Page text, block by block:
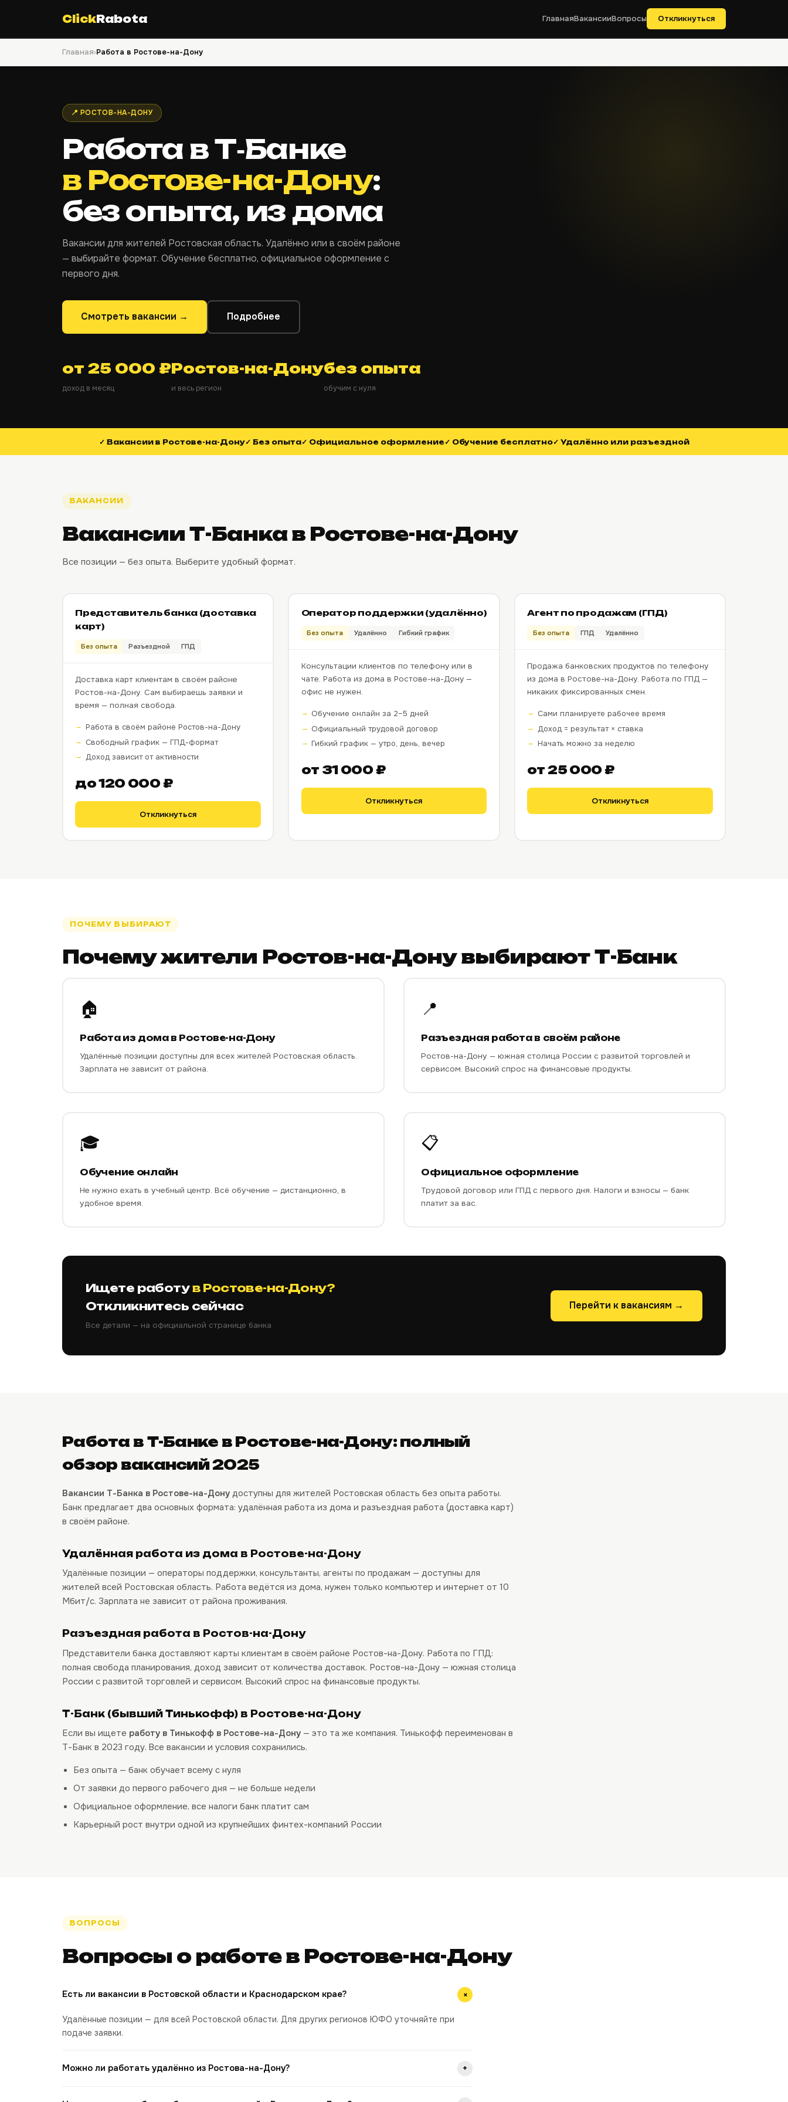
ClickRabota ГлавнаяВакансииВопросы Откликнуться
Главная›Работа в Ростове-на-Дону
📍 РОСТОВ-НА-ДОНУ
Работа в Т‑Банке
в Ростове-на-Дону:
без опыта, из дома
Вакансии для жителей Ростовская область. Удалённо или в своём районе
— выбирайте формат. Обучение бесплатно, официальное оформление с
первого дня.
Смотреть вакансии → Подробнее
от 25 000 ₽
доход в месяц
Ростов-на-Дону
и весь регион
без опыта
обучим с нуля
✓ Вакансии в Ростове-на-Дону✓ Без опыта✓ Официальное оформление✓ Обучение бесплатно✓ Удалённо или разъездной
ВАКАНСИИ
Вакансии Т-Банка в Ростове-на-Дону
Все позиции — без опыта. Выберите удобный формат.
Представитель банка (доставка
карт)
Без опыта Разъездной ГПД
Доставка карт клиентам в своём районе
Ростов-на-Дону. Сам выбираешь заявки и
время — полная свобода.
Работа в своём районе Ростов-на-Дону
Свободный график — ГПД-формат
Доход зависит от активности
до 120 000 ₽
Откликнуться
Оператор поддержки (удалённо)
Без опыта Удалённо Гибкий график
Консультации клиентов по телефону или в
чате. Работа из дома в Ростове-на-Дону —
офис не нужен.
Обучение онлайн за 2–5 дней
Официальный трудовой договор
Гибкий график — утро, день, вечер
от 31 000 ₽
Откликнуться
Агент по продажам (ГПД)
Без опыта ГПД Удалённо
Продажа банковских продуктов по телефону
из дома в Ростове-на-Дону. Работа по ГПД —
никаких фиксированных смен.
Сами планируете рабочее время
Доход = результат × ставка
Начать можно за неделю
от 25 000 ₽
Откликнуться
ПОЧЕМУ ВЫБИРАЮТ
Почему жители Ростов-на-Дону выбирают Т-Банк
🏠
Работа из дома в Ростове-на-Дону
Удалённые позиции доступны для всех жителей Ростовская область.
Зарплата не зависит от района.
📍
Разъездная работа в своём районе
Ростов-на-Дону — южная столица России с развитой торговлей и
сервисом. Высокий спрос на финансовые продукты.
🎓
Обучение онлайн
Не нужно ехать в учебный центр. Всё обучение — дистанционно, в
удобное время.
📋
Официальное оформление
Трудовой договор или ГПД с первого дня. Налоги и взносы — банк
платит за вас.
Ищете работув Ростове-на-Дону?
Откликнитесь сейчас
Все детали — на официальной странице банка
Перейти к вакансиям →
Работа в Т-Банке в Ростове-на-Дону: полный
обзор вакансий 2025
Вакансии Т-Банка в Ростове-на-Дону доступны для жителей Ростовская область без опыта работы.
Банк предлагает два основных формата: удалённая работа из дома и разъездная работа (доставка карт)
в своём районе.
Удалённая работа из дома в Ростове-на-Дону
Удалённые позиции — операторы поддержки, консультанты, агенты по продажам — доступны для
жителей всей Ростовская область. Работа ведётся из дома, нужен только компьютер и интернет от 10
Мбит/с. Зарплата не зависит от района проживания.
Разъездная работа в Ростов-на-Дону
Представители банка доставляют карты клиентам в своём районе Ростов-на-Дону. Работа по ГПД:
полная свобода планирования, доход зависит от количества доставок. Ростов-на-Дону — южная столица
России с развитой торговлей и сервисом. Высокий спрос на финансовые продукты.
Т-Банк (бывший Тинькофф) в Ростове-на-Дону
Если вы ищете работу в Тинькофф в Ростове-на-Дону — это та же компания. Тинькофф переименован в
Т-Банк в 2023 году. Все вакансии и условия сохранились.
Без опыта — банк обучает всему с нуля
От заявки до первого рабочего дня — не больше недели
Официальное оформление, все налоги банк платит сам
Карьерный рост внутри одной из крупнейших финтех-компаний России
ВОПРОСЫ
Вопросы о работе в Ростове-на-Дону
Есть ли вакансии в Ростовской области и Краснодарском крае? +
Удалённые позиции — для всей Ростовской области. Для других регионов ЮФО уточняйте при
подаче заявки.
Можно ли работать удалённо из Ростова-на-Дону? +